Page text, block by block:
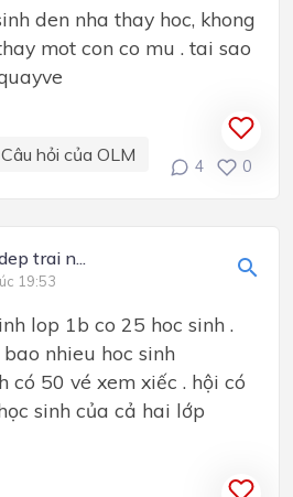
den nha thay hoc, khong
mot con co mu . tai sao
Câu hỏi của OLM
4 0
trai n...
19:53
lop 1b co 25 hoc sinh .
nhieu hoc sinh
có 50 vé xem xiếc . hội có
sinh của cả hai lớp